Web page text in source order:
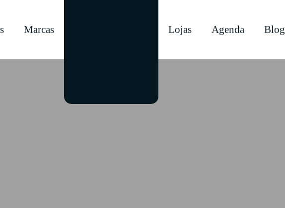
Marcas Lojas Agenda Blog